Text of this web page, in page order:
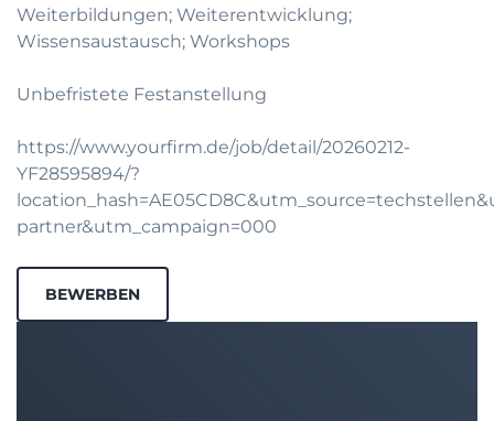
Weiterbildungen; Weiterentwicklung;
Wissensaustausch; Workshops
Unbefristete Festanstellung
https://www.yourfirm.de/job/detail/20260212-
YF28595894/?
partner&utm_campaign=000
BEWERBEN